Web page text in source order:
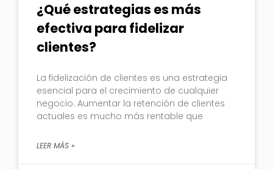
¿Qué estrategias es más
efectiva para fidelizar
clientes?
La fidelización de clientes es una estrategia
esencial para el crecimiento de cualquier
negocio. Aumentar la retención de clientes
actuales es mucho más rentable que
LEER MÁS »